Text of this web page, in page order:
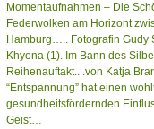
Momentaufnahmen – Die
Federwolken am Horizont
Hamburg….. Fotografin Gudy
Khyona (1). Im Bann des
Reihenauftakt.. .von Katja
“Entspannung” hat einen
gesundheitsfördernden
Geist…